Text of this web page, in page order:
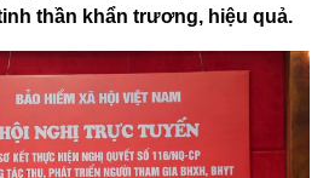
thần khẩn trương, hiệu quả.